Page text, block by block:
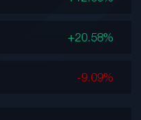
+20.58%
-9.09%